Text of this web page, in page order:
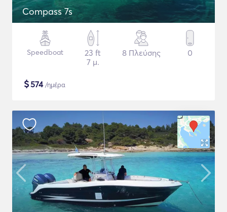
Compass 7s
Speedboat
23 ft
7 μ.
8 Πλεύσης 0
$574/ημέρα